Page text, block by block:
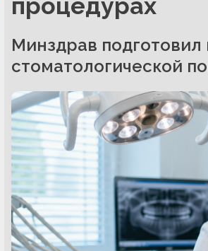
процедурах
Минздрав
стоматологической